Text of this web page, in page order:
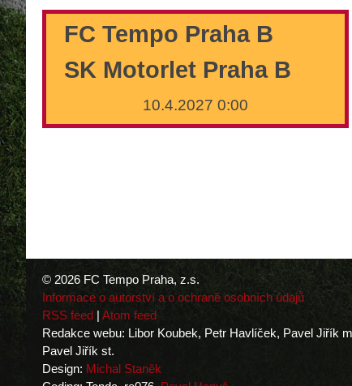
FC Tempo Praha B
SK Motorlet Praha B
10.4.2027 0:00
© 2026 FC Tempo Praha, z.s.
Informace o autorství a o ochraně osobních údajů
RSS feed | Atom feed
Redakce webu: Libor Koubek, Petr Havlíček, Pavel Jiřík
Pavel Jiřík st.
Design: Michal Staněk